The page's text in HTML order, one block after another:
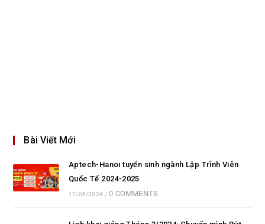
Bài Viết Mới
Aptech-Hanoi tuyển sinh ngành Lập Trình Viên
Quốc Tế 2024-2025
17/06/2024 / 0 COMMENTS